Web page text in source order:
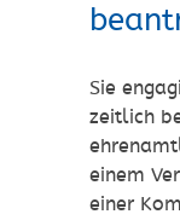
Sie
zeitlich
einem
einer